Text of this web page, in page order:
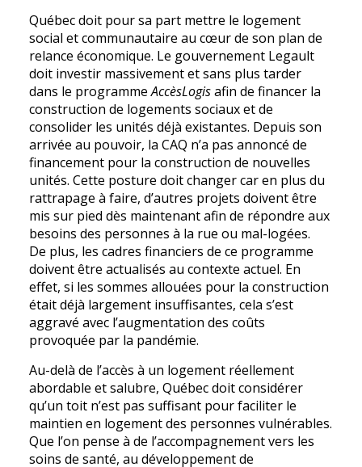
Québec doit pour sa part mettre le logement
social et communautaire au cœur de son plan de
relance économique. Le gouvernement Legault
doit investir massivement et sans plus tarder
dans le programmeAccèsLogisafin de financer la
construction de logements sociaux et de
consolider les unités déjà existantes. Depuis son
arrivée au pouvoir, la CAQ n’a pas annoncé de
financement pour la construction de nouvelles
unités. Cette posture doit changer car en plus du
rattrapage à faire, d’autres projets doivent être
mis sur pied dès maintenant afin de répondre aux
besoins des personnes à la rue ou mal-logées.
De plus, les cadres financiers de ce programme
doivent être actualisés au contexte actuel. En
effet, si les sommes allouées pour la construction
était déjà largement insuffisantes, cela s’est
aggravé avec l’augmentation des coûts
provoquée par la pandémie.
Au-delà de l’accès à un logement réellement
abordable et salubre, Québec doit considérer
qu’un toit n’est pas suffisant pour faciliter le
maintien en logement des personnes vulnérables.
Que l’on pense à de l’accompagnement vers les
soins de santé, au développement de